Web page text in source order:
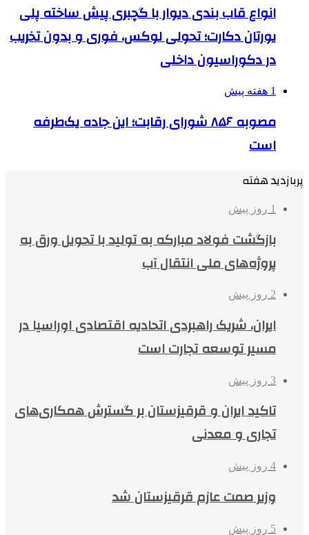
انواع قاب بندی دیوار با گچبری پیش ساخته پلی
یورتان دکارت؛ تحولی لوکس، فوری و بدون تخریب
در دکوراسیون داخلی
1 هفته پیش
مصوبه ۸۵۶ شورای رقابت؛ این جاده یک‌طرفه
است
پربازدید هفته
1 روز پیش
بازگشت فولاد مبارکه به تولید با تحویل ورق به
پروژه‌های ملی انتقال آب
2 روز پیش
ایران، شریک راهبردی اتحادیه اقتصادی اوراسیا در
مسیر توسعه تجارت است
3 روز پیش
تاکید ایران و قرقیزستان بر گسترش همکاری‌های
تجاری و معدنی
4 روز پیش
وزیر صمت عازم قرقیزستان شد
5 روز پیش